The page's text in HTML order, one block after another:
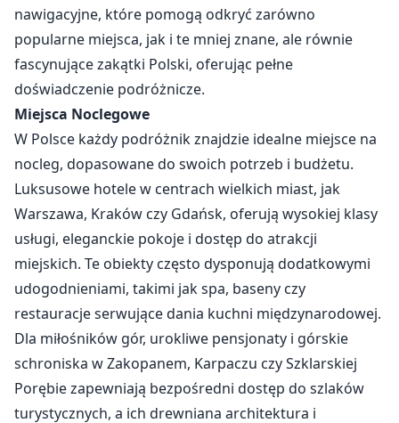
nawigacyjne, które pomogą odkryć zarówno
popularne miejsca, jak i te mniej znane, ale równie
fascynujące zakątki Polski, oferując pełne
doświadczenie podróżnicze.
Miejsca Noclegowe
W Polsce każdy podróżnik znajdzie idealne miejsce na
nocleg, dopasowane do swoich potrzeb i budżetu.
Luksusowe hotele w centrach wielkich miast, jak
Warszawa, Kraków czy Gdańsk, oferują wysokiej klasy
usługi, eleganckie pokoje i dostęp do atrakcji
miejskich. Te obiekty często dysponują dodatkowymi
udogodnieniami, takimi jak spa, baseny czy
restauracje serwujące dania kuchni międzynarodowej.
Dla miłośników gór, urokliwe pensjonaty i górskie
schroniska w Zakopanem, Karpaczu czy Szklarskiej
Porębie zapewniają bezpośredni dostęp do szlaków
turystycznych, a ich drewniana architektura i